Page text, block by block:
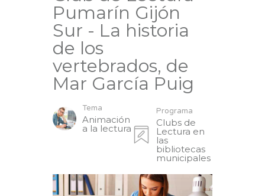
Pumarín Gijón
Sur - La historia
de los
vertebrados, de
Mar García Puig
Tema
Animación
a la lectura
Programa
Clubs de
Lectura en
las
bibliotecas
municipales